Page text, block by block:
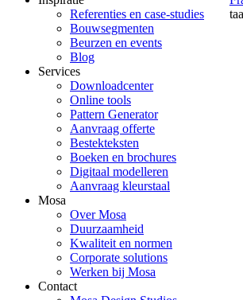
Referenties en case-studies
Bouwsegmenten
Beurzen en events
Blog
Services
Downloadcenter
Online tools
Pattern Generator
Aanvraag offerte
Bestekteksten
Boeken en brochures
Digitaal modelleren
Aanvraag kleurstaal
Mosa
Over Mosa
Duurzaamheid
Kwaliteit en normen
Corporate solutions
Werken bij Mosa
Contact